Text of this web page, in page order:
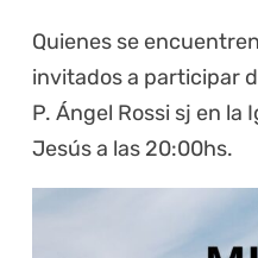
Quienes se
invitados a participar
P. Ángel Rossi sj en la
Jesús a las 20:00hs.